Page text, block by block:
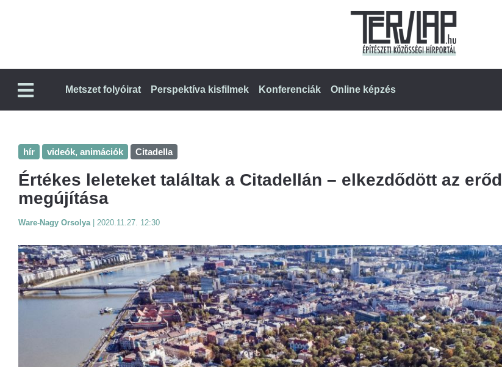
Metszet folyóirat Perspektíva kisfilmek Konferenciák Online képzés
hír videók, animációk Citadella
Értékes leleteket találtak a Citadellán – elkezdődött az erőd
megújítása
Ware-Nagy Orsolya 2020.11.27. 12:30